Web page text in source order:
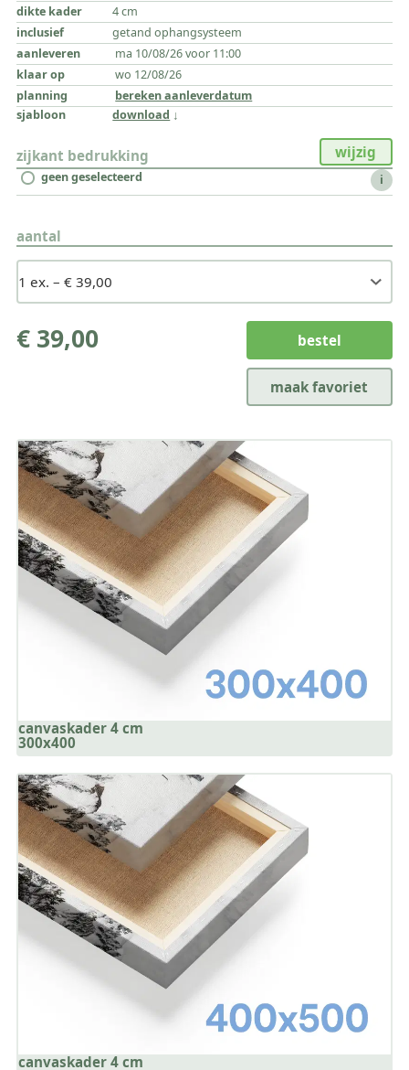
4 cm
getand ophangsysteem
ma 10/08/26 voor 11:00
wo 12/08/26
bereken aanleverdatum
download
zijkant bedrukking wijzig
geen geselecteerd i
aantal
€ 39,00 bestel
maak favoriet
canvaskader 4 cm
300x400
canvaskader 4 cm